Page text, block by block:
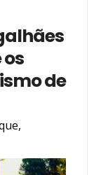
de
,